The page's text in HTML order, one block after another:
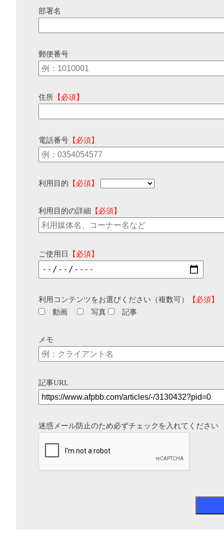
部署名
郵便番号
住所 【必須】
電話番号 【必須】
利用目的 【必須】
利用目的の詳細 【必須】
ご使用日 【必須】
利用コンテンツをお選びください（複数可）
【必須】
動画
写真 記事
メモ
記事URL
迷惑メール防止のため必ずチェックを入れてください